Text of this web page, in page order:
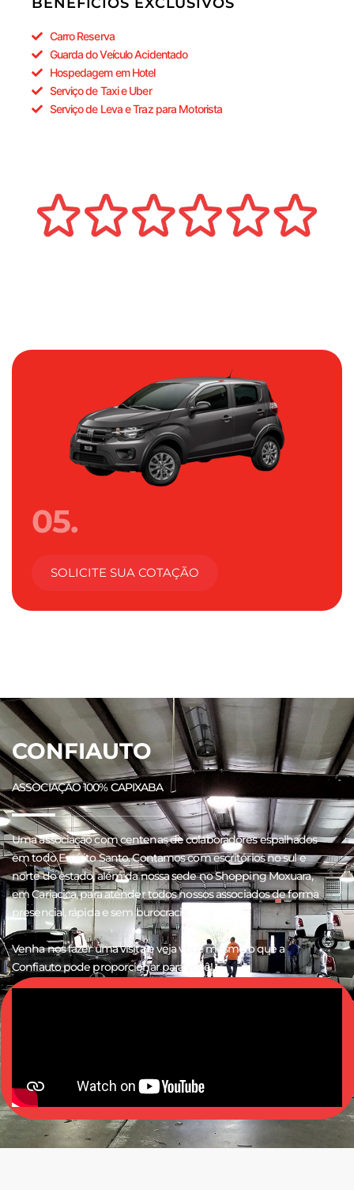
BENEFÍCIOS EXCLUSIVOS
Carro Reserva
Guarda do Veículo Acidentado
Hospedagem em Hotel
Serviço de Taxi e Uber
Serviço de Leva e Traz para Motorista
05.
SOLICITE SUA COTAÇÃO
CONFIAUTO
ASSOCIAÇÃO 100% CAPIXABA
Uma associação com centenas de colaboradores espalhados
em todo Espírito Santo. Contamos com escritórios no sul e
norte do estado, além da nossa sede no Shopping Moxuara,
em Cariacica, para atender todos nossos associados de forma
presencial, rápida e sem burocracia.
Venha nos fazer uma visita e veja você mesmo o que a
Confiauto pode proporcionar para você!